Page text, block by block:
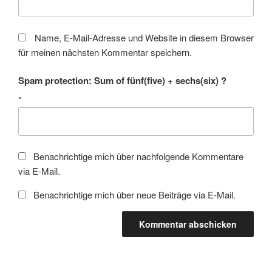
Name, E-Mail-Adresse und Website in diesem Browser
für meinen nächsten Kommentar speichern.
Spam protection: Sum of fünf(five) + sechs(six) ?
*
Benachrichtige mich über nachfolgende Kommentare
via E-Mail.
Benachrichtige mich über neue Beiträge via E-Mail.